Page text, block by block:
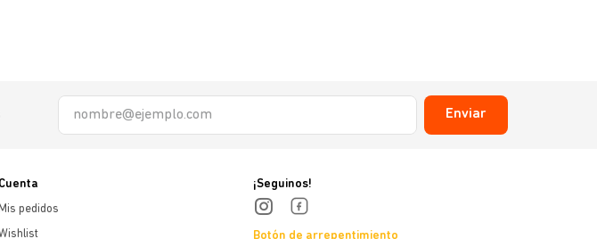
Enviar
Cuenta
Mis pedidos
¡Seguinos!
Botón de arrepentimiento